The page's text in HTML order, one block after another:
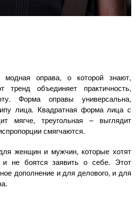
оправа, о которой знают,
тренд объединяет практичность,
Форма оправы универсальна,
лица. Квадратная форма лица с
мягче, треугольная – выглядит
смягчаются.
женщин и мужчин, которые хотят
и не боятся заявить о себе. Этот
дополнение и для делового, и для